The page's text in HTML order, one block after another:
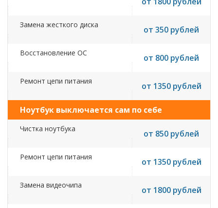
Замена жесткого диска от 350 рублей
Восстановление ОС от 800 рублей
Ремонт цепи питания от 1350 рублей
Ноутбук выключается сам по себе
Чистка ноутбука от 850 рублей
Ремонт цепи питания от 1350 рублей
Замена видеочипа от 1800 рублей